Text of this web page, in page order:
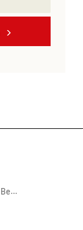
Handwerk / gewerblich-technische Berufe (2)